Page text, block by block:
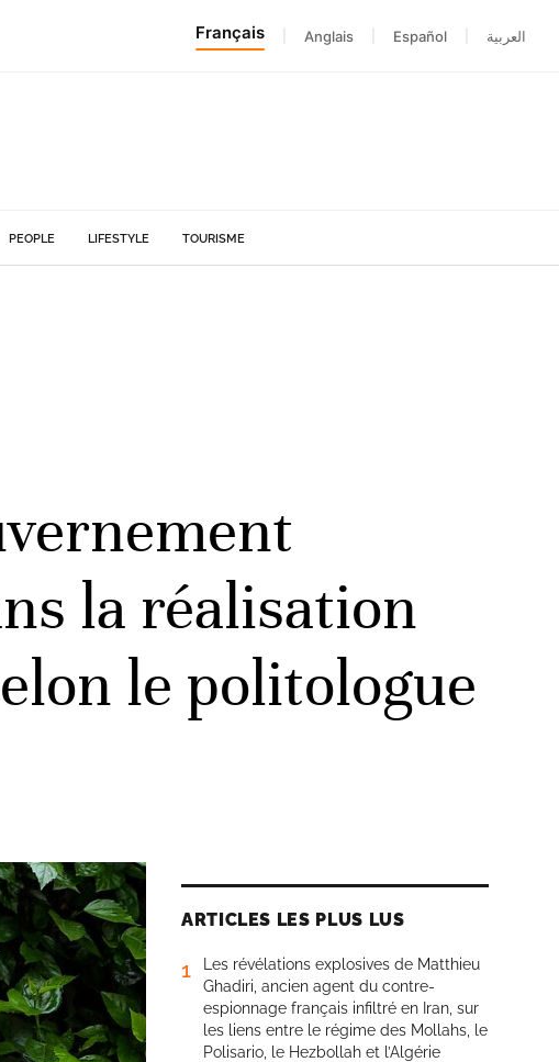
Français Anglais Español العربية
PEOPLE LIFESTYLE TOURISME
la réalisation
le politologue
ARTICLES LES PLUS LUS
1
Les révélations explosives de Matthieu
Ghadiri, ancien agent du contre-
espionnage français infiltré en Iran, sur
les liens entre le régime des Mollahs, le
Polisario, le Hezbollah et l’Algérie